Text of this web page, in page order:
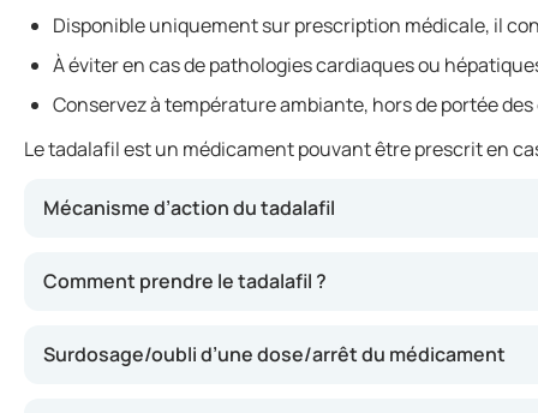
Disponible uniquement sur prescription médicale, il
À éviter en cas de pathologies cardiaques ou
Conservez à température ambiante, hors de portée
Le tadalafil est un médicament pouvant être prescrit en
Mécanisme d’action du tadalafil
Comment prendre le tadalafil ?
Surdosage/oubli d’une dose/arrêt du médicament